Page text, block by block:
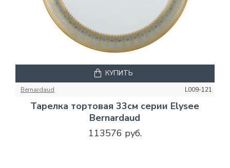
Bernardaud L009-121
Тарелка тортовая 33см серии Elysee
Bernardaud
113576 руб.
КУПИТЬ